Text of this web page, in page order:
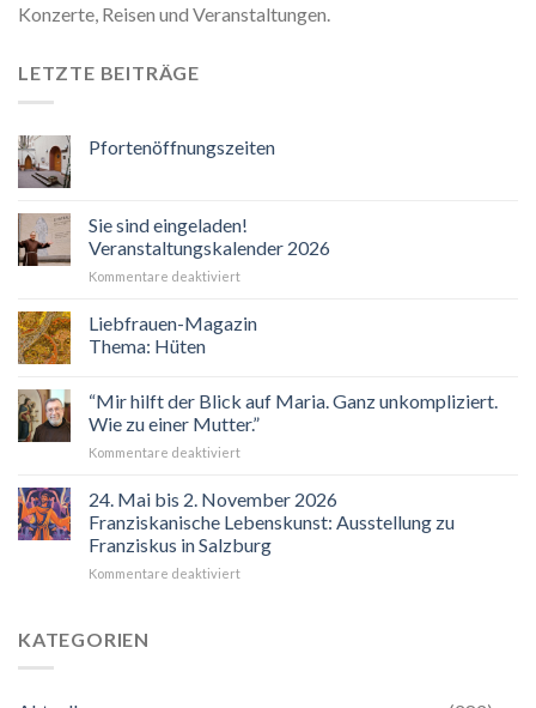
Konzerte, Reisen und Veranstaltungen.
LETZTE BEITRÄGE
Pfortenöffnungszeiten
Sie sind eingeladen!
Veranstaltungskalender 2026
Kommentare deaktiviertfür
sind
eingeladen!
Liebfrauen-Magazin
Thema: Hüten
“Mir hilft der Blick auf Maria. Ganz unkompliziert.
Wie zu einer Mutter.”
Kommentare deaktiviertfür
hilft
der
Blick
auf
Maria.
24. Mai bis 2. November 2026
Franziskanische Lebenskunst: Ausstellung zu
Franziskus in Salzburg
Kommentare deaktiviertfür
KATEGORIEN